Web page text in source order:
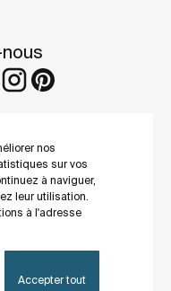
nos
sur vos
à naviguer,
leur utilisation.
à l'adresse
Accepter tout